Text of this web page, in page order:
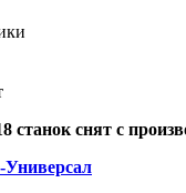
снят с
Универсал